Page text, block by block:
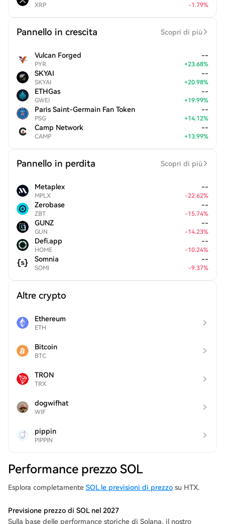
XRP -1.79%
Pannello in crescita Scopri di più
Vulcan Forged
PYR
--
+23.68%
SKYAI
SKYAI
--
+20.98%
ETHGas
GWEI
--
+19.99%
Paris Saint-Germain Fan Token
PSG
--
+14.12%
Camp Network
CAMP
--
+13.99%
Pannello in perdita Scopri di più
Metaplex
MPLX
--
-22.62%
Zerobase
ZBT
--
-15.74%
GUNZ
GUN
--
-14.23%
Defi.app
HOME
--
-10.24%
Somnia
SOMI
--
-9.37%
Altre crypto
Ethereum
ETH
Bitcoin
BTC
TRON
TRX
dogwifhat
WIF
pippin
PIPPIN
Performance prezzo SOL
Esplora completamente SOL le previsioni di prezzo su HTX.
Previsione prezzo di SOL nel 2027
Sulla base delle performance storiche di Solana, il nostro